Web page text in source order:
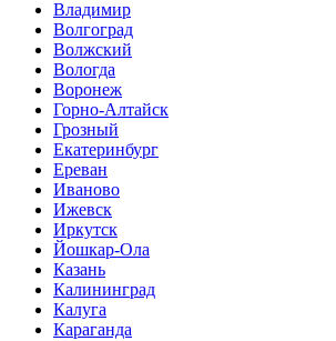
Владимир
Волгоград
Волжский
Вологда
Воронеж
Горно-Алтайск
Грозный
Екатеринбург
Ереван
Иваново
Ижевск
Иркутск
Йошкар-Ола
Казань
Калининград
Калуга
Караганда